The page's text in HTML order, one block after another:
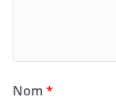
Nom *